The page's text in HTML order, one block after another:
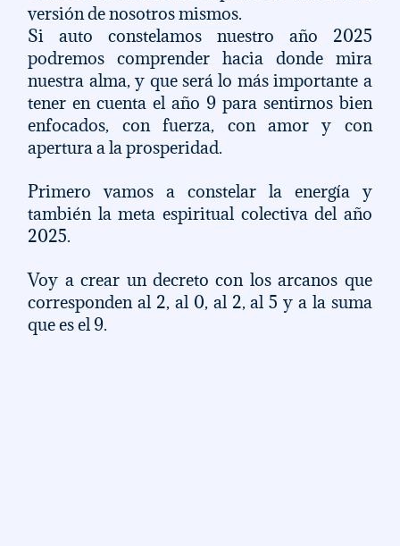
versión de nosotros mismos.
Si auto constelamos nuestro año 2025
podremos comprender hacia donde mira
nuestra alma, y que será lo más importante a
tener en cuenta el año 9 para sentirnos bien
enfocados, con fuerza, con amor y con
apertura a la prosperidad.
Primero vamos a constelar la energía y
también la meta espiritual colectiva del año
2025.
Voy a crear un decreto con los arcanos que
corresponden al 2, al 0, al 2, al 5 y a la suma
que es el 9.